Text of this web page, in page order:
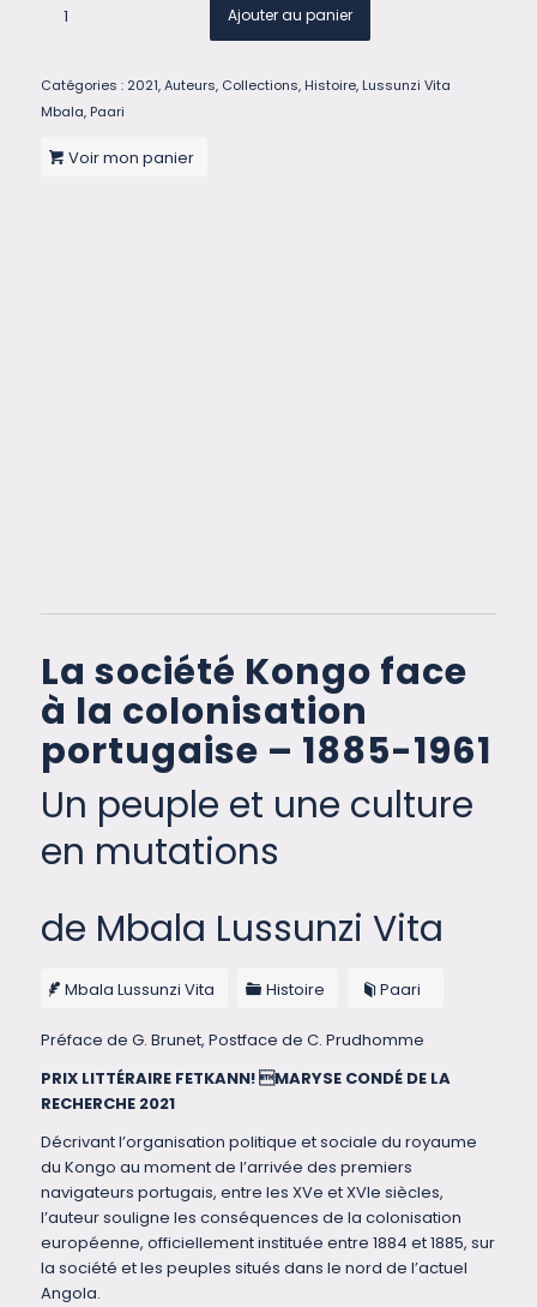
Ajouter au panier
Catégories : 2021,Auteurs, Collections, Histoire, Lussunzi Vita
Mbala, Paari
Voir mon panier
La société Kongo face
à la colonisation
portugaise – 1885-1961
Un peuple et une culture
en mutations
de Mbala Lussunzi Vita
Mbala Lussunzi Vita Histoire Paari
Préface de G. Brunet, Postface de C. Prudhomme
PRIX LITTÉRAIRE FETKANN! MARYSE CONDÉ DE LA
RECHERCHE 2021
Décrivant l’organisation politique et sociale du royaume
du Kongo au moment de l’arrivée des premiers
navigateurs portugais, entre les XVe et XVIe siècles,
l’auteur souligne les conséquences de la colonisation
européenne, officiellement instituée entre 1884 et 1885, sur
la société et les peuples situés dans le nord de l’actuel
Angola.